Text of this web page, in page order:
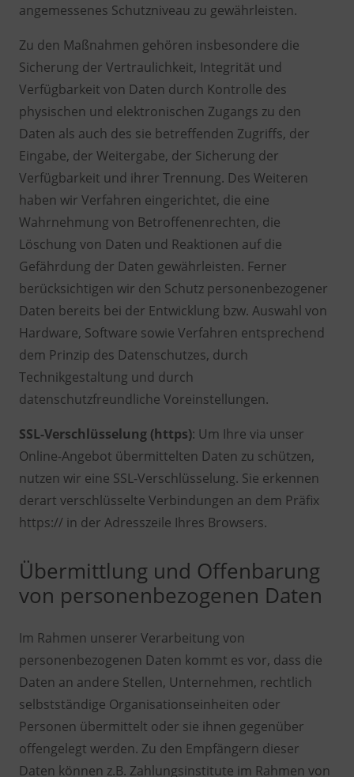
angemessenes Schutzniveau zu gewährleisten.
Zu den Maßnahmen gehören insbesondere die
Sicherung der Vertraulichkeit, Integrität und
Verfügbarkeit von Daten durch Kontrolle des
physischen und elektronischen Zugangs zu den
Daten als auch des sie betreffenden Zugriffs, der
Eingabe, der Weitergabe, der Sicherung der
Verfügbarkeit und ihrer Trennung. Des Weiteren
haben wir Verfahren eingerichtet, die eine
Wahrnehmung von Betroffenenrechten, die
Löschung von Daten und Reaktionen auf die
Gefährdung der Daten gewährleisten. Ferner
berücksichtigen wir den Schutz personenbezogener
Daten bereits bei der Entwicklung bzw. Auswahl von
Hardware, Software sowie Verfahren entsprechend
dem Prinzip des Datenschutzes, durch
Technikgestaltung und durch
datenschutzfreundliche Voreinstellungen.
SSL-Verschlüsselung (https): Um Ihre via unser
Online-Angebot übermittelten Daten zu schützen,
nutzen wir eine SSL-Verschlüsselung. Sie erkennen
derart verschlüsselte Verbindungen an dem Präfix
https:// in der Adresszeile Ihres Browsers.
Übermittlung und Offenbarung
von personenbezogenen Daten
Im Rahmen unserer Verarbeitung von
personenbezogenen Daten kommt es vor, dass die
Daten an andere Stellen, Unternehmen, rechtlich
selbstständige Organisationseinheiten oder
Personen übermittelt oder sie ihnen gegenüber
offengelegt werden. Zu den Empfängern dieser
Daten können z.B. Zahlungsinstitute im Rahmen von